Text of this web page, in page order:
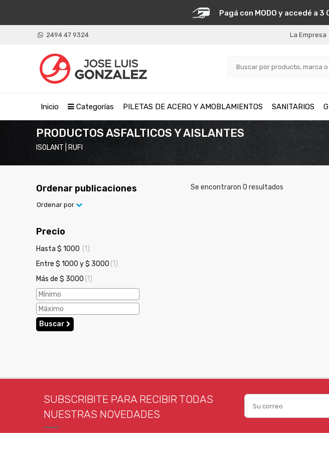
Pagá con MODO y accedé a
2494 47 9324 La Empresa
Inicio Categorías PILETAS DE ACERO Y AMOBLAMIENTOS SANITARIOS
PRODUCTOS ASFALTICOS Y AISLANTES
ISOLANT | RUFI
Ordenar publicaciones
Ordenar por
Precio
Hasta $ 1000 (1)
Entre $ 1000 y $ 3000 (1)
Más de $ 3000 (1)
Buscar
Se encontraron 0 resultados
SUBSCRIBITE PARA RECIBIR TODAS
NUESTRAS NOVEDADES